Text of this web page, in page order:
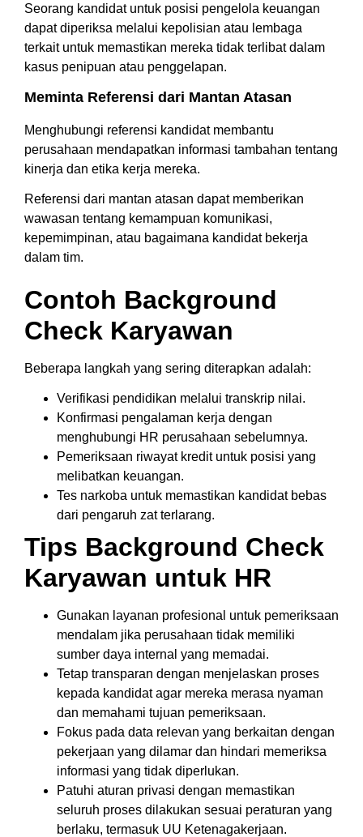
Seorang kandidat untuk posisi pengelola keuangan
dapat diperiksa melalui kepolisian atau lembaga
terkait untuk memastikan mereka tidak terlibat dalam
kasus penipuan atau penggelapan.
Meminta Referensi dari Mantan Atasan
Menghubungi referensi kandidat membantu
perusahaan mendapatkan informasi tambahan tentang
kinerja dan etika kerja mereka.
Referensi dari mantan atasan dapat memberikan
wawasan tentang kemampuan komunikasi,
kepemimpinan, atau bagaimana kandidat bekerja
dalam tim.
Contoh Background
Check Karyawan
Beberapa langkah yang sering diterapkan adalah:
Verifikasi pendidikan melalui transkrip nilai.
Konfirmasi pengalaman kerja dengan
menghubungi HR perusahaan sebelumnya.
Pemeriksaan riwayat kredit untuk posisi yang
melibatkan keuangan.
Tes narkoba untuk memastikan kandidat bebas
dari pengaruh zat terlarang.
Tips Background Check
Karyawan untuk HR
Gunakan layanan profesional untuk pemeriksaan
mendalam jika perusahaan tidak memiliki
sumber daya internal yang memadai.
Tetap transparan dengan menjelaskan proses
kepada kandidat agar mereka merasa nyaman
dan memahami tujuan pemeriksaan.
Fokus pada data relevan yang berkaitan dengan
pekerjaan yang dilamar dan hindari memeriksa
informasi yang tidak diperlukan.
Patuhi aturan privasi dengan memastikan
seluruh proses dilakukan sesuai peraturan yang
berlaku, termasuk UU Ketenagakerjaan.